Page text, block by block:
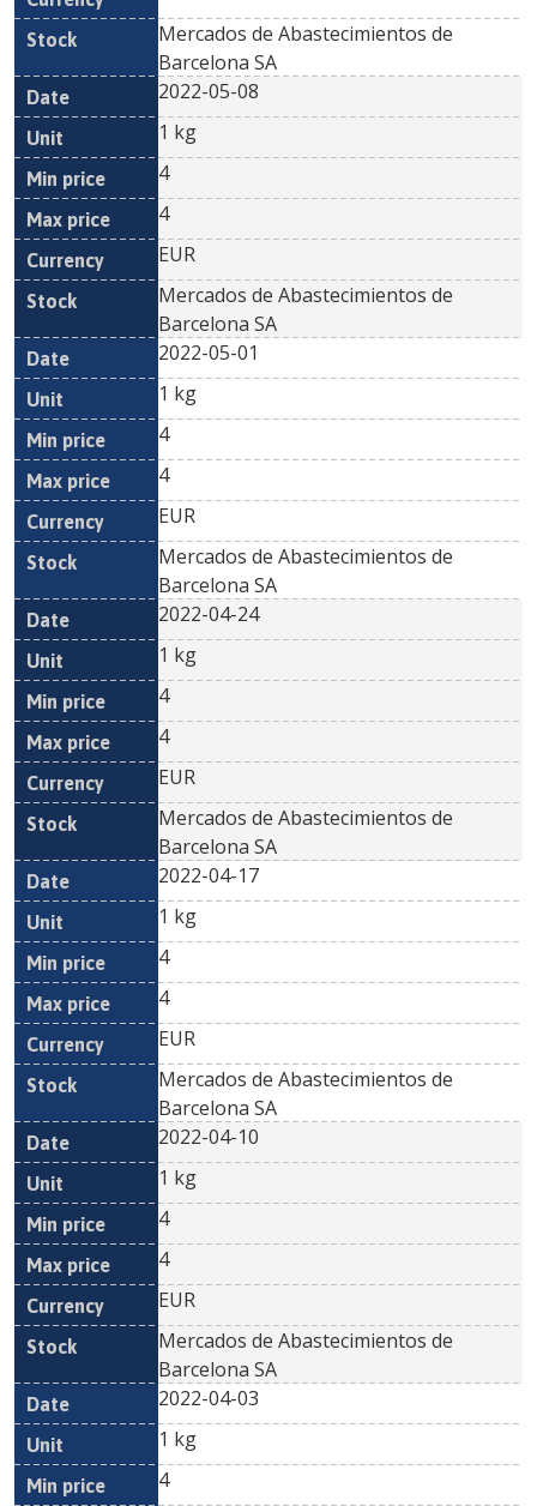
Mercados de Abastecimientos de
Barcelona SA
2022-05-08
1 kg
4
4
EUR
Mercados de Abastecimientos de
Barcelona SA
2022-05-01
1 kg
4
4
EUR
Mercados de Abastecimientos de
Barcelona SA
2022-04-24
1 kg
4
4
EUR
Mercados de Abastecimientos de
Barcelona SA
2022-04-17
1 kg
4
4
EUR
Mercados de Abastecimientos de
Barcelona SA
2022-04-10
1 kg
4
4
EUR
Mercados de Abastecimientos de
Barcelona SA
2022-04-03
1 kg
4